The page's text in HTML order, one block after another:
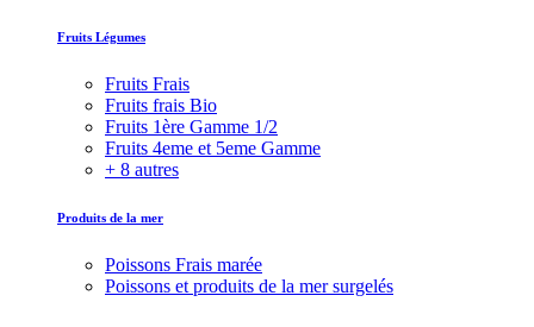
Fruits Légumes
Fruits Frais
Fruits frais Bio
Fruits 1ère Gamme 1/2
Fruits 4eme et 5eme Gamme
+ 8 autres
Produits de la mer
Poissons Frais marée
Poissons et produits de la mer surgelés